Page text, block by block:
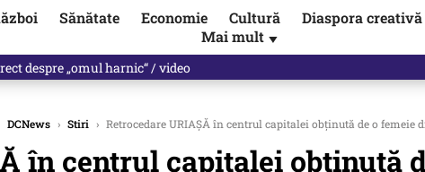
Sănătate Economie Cultură Diaspora creativă
Mai mult ▼
anunță că a încălcat legea, de două ori. Planuri de pregătire
DCNews › Stiri › Retrocedare URIAȘĂ în centrul capitalei obținută de o femeie
în centrul capitalei obținută